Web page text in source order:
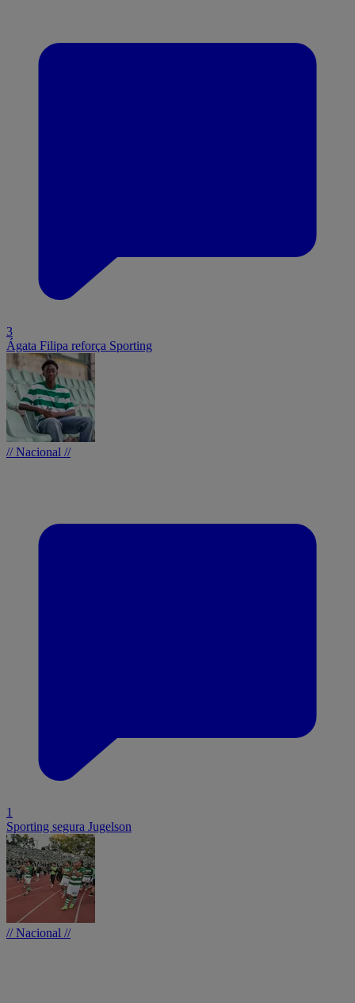
3
Ágata Filipa reforça Sporting
// Nacional //
1
Sporting segura Jugelson
// Nacional //